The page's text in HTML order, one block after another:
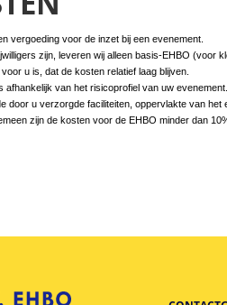
vergoeding voor de inzet bij een evenement.
zijn, leveren wij alleen basis-EHBO (voor
u is, dat de kosten relatief laag blijven.
afhankelijk van het risicoprofiel van uw
door u verzorgde faciliteiten, oppervlakte van het
zijn de kosten voor de EHBO minder dan